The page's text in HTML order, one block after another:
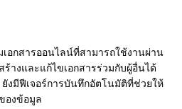
เอกสารออนไลน์ที่สามารถใช้งานผ่าน
ร้างและแก้ไขเอกสารร่วมกับผู้อื่นได้
งมีฟีเจอร์การบันทึกอัตโนมัติที่ช่วยให้
องข้อมูล